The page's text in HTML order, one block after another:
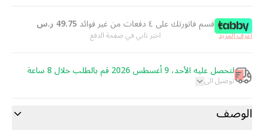
قسم فاتورتك على ٤ دفعات من غير فوائد 49.75 ر.س
اختر تابي في صفحة الدفع اعرف المزيد
لتحصل عليه الأحد، 9 أغسطس 2026 قم بالطلب خلال 8 ساعة
توصيل الى
الوصف